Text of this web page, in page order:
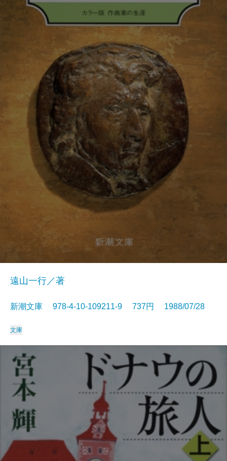
遠山一行／著
新潮文庫 978-4-10-109211-9 737円 1988/07/28
文庫